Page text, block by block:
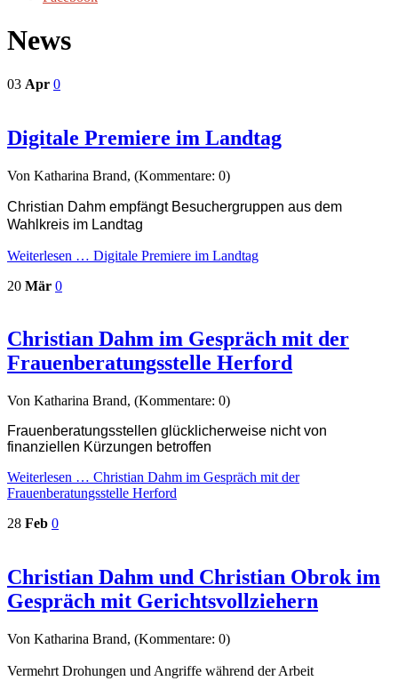
News
03 Apr 0
Digitale Premiere im Landtag
Von Katharina Brand, (Kommentare: 0)
Christian Dahm empfängt Besuchergruppen aus dem
Wahlkreis im Landtag
Weiterlesen … Digitale Premiere im Landtag
20 Mär 0
Christian Dahm im Gespräch mit der
Frauenberatungsstelle Herford
Von Katharina Brand, (Kommentare: 0)
Frauenberatungsstellen glücklicherweise nicht von
finanziellen Kürzungen betroffen
Weiterlesen … Christian Dahm im Gespräch mit der
Frauenberatungsstelle Herford
28 Feb 0
Christian Dahm und Christian Obrok im
Gespräch mit Gerichtsvollziehern
Von Katharina Brand, (Kommentare: 0)
Vermehrt Drohungen und Angriffe während der Arbeit